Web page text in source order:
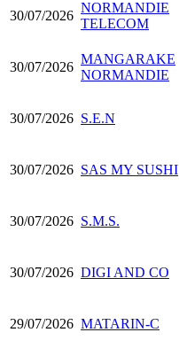
30/07/2026
NORMANDIE
TELECOM
30/07/2026
MANGARAKE
NORMANDIE
30/07/2026 S.E.N
30/07/2026 SAS MY SUSHI
30/07/2026 S.M.S.
30/07/2026 DIGI AND CO
29/07/2026 MATARIN-C